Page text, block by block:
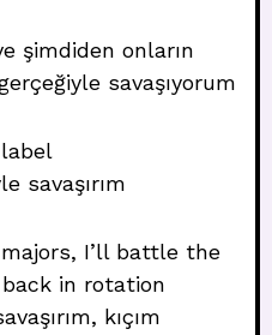
şimdiden onların
savaşıyorum
savaşırım
I’ll battle the
in rotation
kıçım